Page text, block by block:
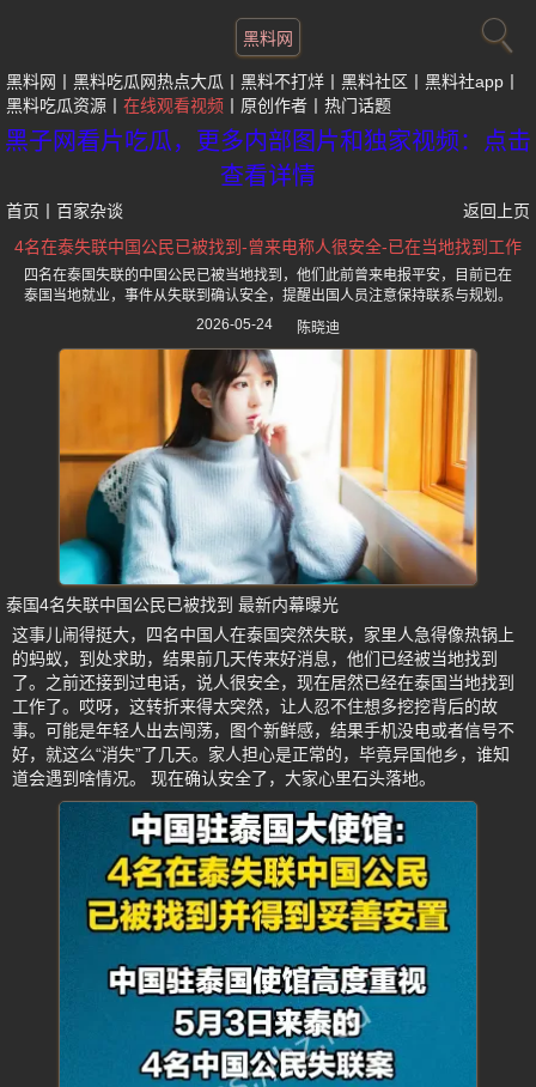
黑料网
黑料网 黑料吃瓜网热点大瓜 黑料不打烊 黑料社区
黑料社app
黑料吃瓜资源
在线观看视频 原创作者 热门话题
黑子网看片吃瓜，更多内部图片和独家视频：点击
查看详情
首页 百家杂谈
返回上页
4名在泰失联中国公民已被找到-曾来电称人很安全-已在当地找到工作
四名在泰国失联的中国公民已被当地找到，他们此前曾来电报平安，目前已在
泰国当地就业，事件从失联到确认安全，提醒出国人员注意保持联系与规划。
2026-05-24
陈晓迪
泰国4名失联中国公民已被找到 最新内幕曝光
这事儿闹得挺大，四名中国人在泰国突然失联，家里人急得像热锅上
的蚂蚁，到处求助，结果前几天传来好消息，他们已经被当地找到
了。之前还接到过电话，说人很安全，现在居然已经在泰国当地找到
工作了。哎呀，这转折来得太突然，让人忍不住想多挖挖背后的故
事。可能是年轻人出去闯荡，图个新鲜感，结果手机没电或者信号不
好，就这么“消失”了几天。家人担心是正常的，毕竟异国他乡，谁知
道会遇到啥情况。 现在确认安全了，大家心里石头落地。